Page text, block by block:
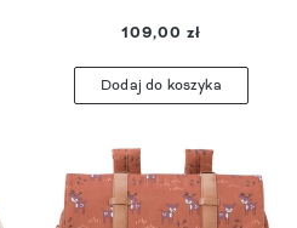
109,00 zł
Dodaj do koszyka